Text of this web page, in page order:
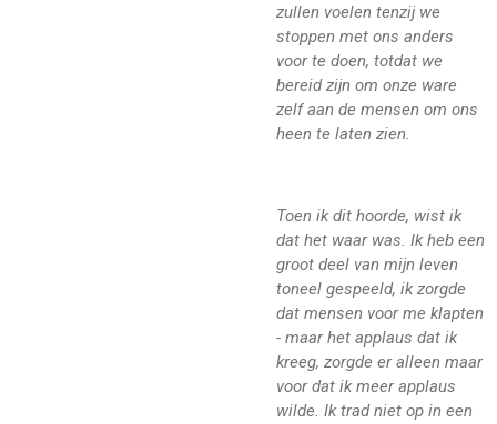
zullen voelen tenzij we
stoppen met ons anders
voor te doen, totdat we
bereid zijn om onze ware
zelf aan de mensen om ons
heen te laten zien.
Toen ik dit hoorde, wist ik
dat het waar was. Ik heb een
groot deel van mijn leven
toneel gespeeld, ik zorgde
dat mensen voor me klapten
- maar het applaus dat ik
kreeg, zorgde er alleen maar
voor dat ik meer applaus
wilde. Ik trad niet op in een